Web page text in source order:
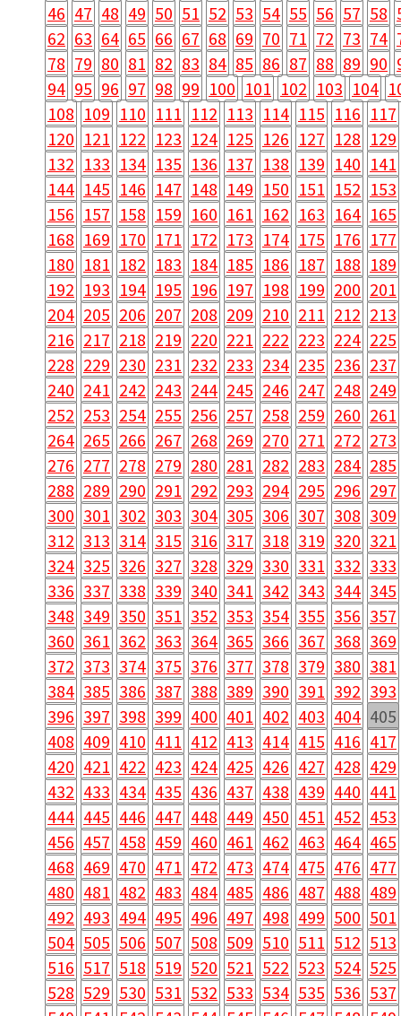
46 47 48 49 50 51 52 53 54 55 56 57 58
62 63 64 65 66 67 68 69 70 71 72 73 74
78 79 80 81 82 83 84 85 86 87 88 89 90
94 95 96 97 98 99 100 101 102 103 104
108 109 110 111 112 113 114 115 116 117
120 121 122 123 124 125 126 127 128 129
132 133 134 135 136 137 138 139 140 141
144 145 146 147 148 149 150 151 152 153
156 157 158 159 160 161 162 163 164 165
168 169 170 171 172 173 174 175 176 177
180 181 182 183 184 185 186 187 188 189
192 193 194 195 196 197 198 199 200 201
204 205 206 207 208 209 210 211 212 213
216 217 218 219 220 221 222 223 224 225
228 229 230 231 232 233 234 235 236 237
240 241 242 243 244 245 246 247 248 249
252 253 254 255 256 257 258 259 260 261
264 265 266 267 268 269 270 271 272 273
276 277 278 279 280 281 282 283 284 285
288 289 290 291 292 293 294 295 296 297
300 301 302 303 304 305 306 307 308 309
312 313 314 315 316 317 318 319 320 321
324 325 326 327 328 329 330 331 332 333
336 337 338 339 340 341 342 343 344 345
348 349 350 351 352 353 354 355 356 357
360 361 362 363 364 365 366 367 368 369
372 373 374 375 376 377 378 379 380 381
384 385 386 387 388 389 390 391 392 393
396 397 398 399 400 401 402 403 404 405
408 409 410 411 412 413 414 415 416 417
420 421 422 423 424 425 426 427 428 429
432 433 434 435 436 437 438 439 440 441
444 445 446 447 448 449 450 451 452 453
456 457 458 459 460 461 462 463 464 465
468 469 470 471 472 473 474 475 476 477
480 481 482 483 484 485 486 487 488 489
492 493 494 495 496 497 498 499 500 501
504 505 506 507 508 509 510 511 512 513
516 517 518 519 520 521 522 523 524 525
528 529 530 531 532 533 534 535 536 537